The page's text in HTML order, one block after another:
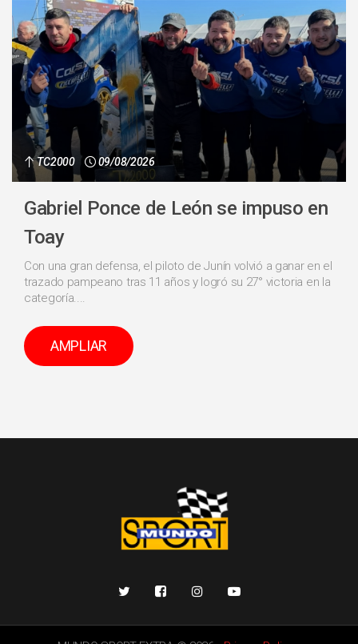
TC2000 09/08/2026
Gabriel Ponce de León se impuso en
Toay
Con una gran defensa, el piloto de Junín volvió a ganar en el
trazado pampeano tras 11 años y logró su 27° victoria en la
categoría....
AMPLIAR